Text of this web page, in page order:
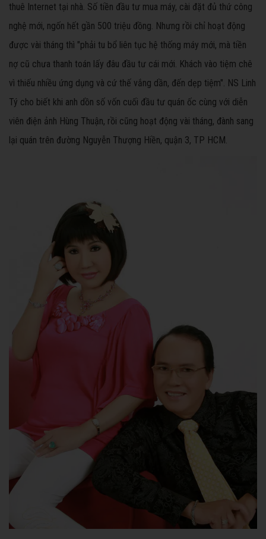
thuê Internet tại nhà. Số tiền đầu tư mua máy, cài đặt đủ thứ công
nghệ mới, ngốn hết gần 500 triệu đồng. Nhưng rồi chỉ hoạt động
được vài tháng thì "phải tu bổ liên tục hệ thống máy mới, mà tiền
nợ cũ chưa thanh toán lấy đâu đầu tư cái mới. Khách vào tiệm chê
vì thiếu nhiều ứng dụng và cứ thế vắng dần, đến dẹp tiệm". NS Linh
Tý cho biết khi anh dồn số vốn cuối đầu tư quán ốc cùng với diễn
viên điện ảnh Hùng Thuận, rồi cũng hoạt động vài tháng, đành sang
lại quán trên đường Nguyễn Thượng Hiền, quận 3, TP HCM.